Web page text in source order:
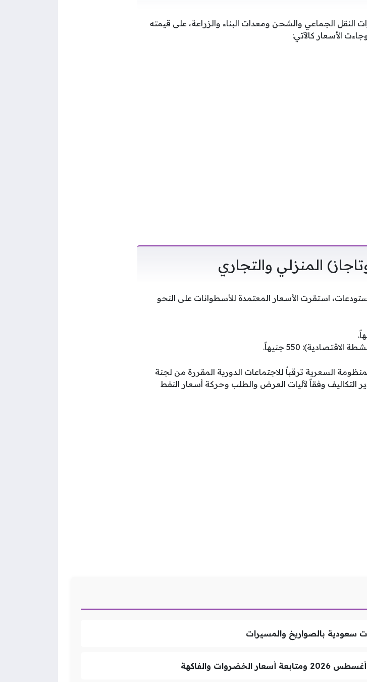
النقل الجماعي والشحن ومعدات البناء والزراعة، على قيمته
الأسعار كالآتي:
المنزلي والتجاري
استقرت الأسعار المعتمدة للأسطوانات على النحو
550 جنيهاً.
السعرية ترقباً للاجتماعات الدورية المقررة من لجنة
التكاليف وفقاً لآليات العرض والطلب وحركة أسعار النفط
سعودية بالصواريخ والمسيرات